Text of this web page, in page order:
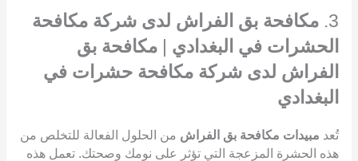
3. مكافحة بق الفراش لدى شركة مكافحة
الحشرات في البغدادي | مكافحة بق
الفراش لدى شركة مكافحة حشرات في
البغدادي
تُعد مبيدات مكافحة بق الفراش من الحلول الفعالة للتخلص من
هذه الحشرة المزعجة التي تؤثر على نومك وصحتك. تعمل هذه